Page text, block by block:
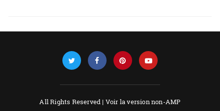
All Rights Reserved | Voir la version non-AMP